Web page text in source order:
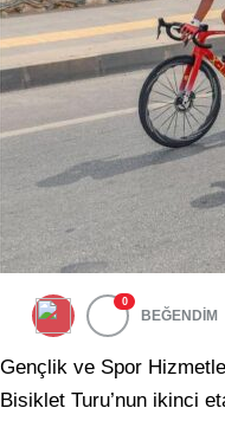
0
BEĞENDİM
Gençlik ve Spor
Bisiklet Turu’nun ikinci